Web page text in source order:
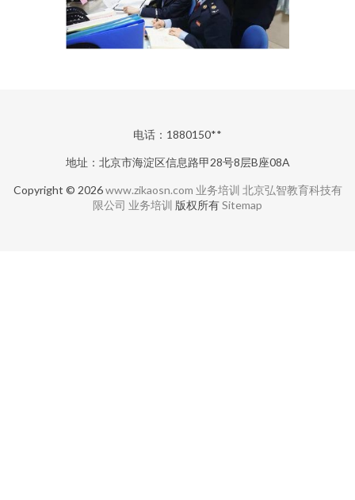
电话：1880150**
地址：北京市海淀区信息路甲28号8层B座08A
Copyright © 2026www.zikaosn.com 业务培训 北京弘智教育科技有
限公司 业务培训 版权所有Sitemap